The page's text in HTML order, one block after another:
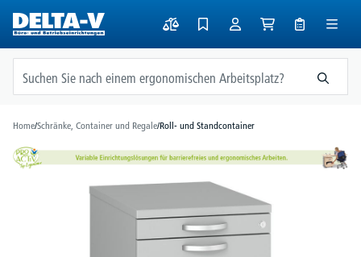
springen
Home/Schränke, Container und Regale/Roll- und Standcontainer